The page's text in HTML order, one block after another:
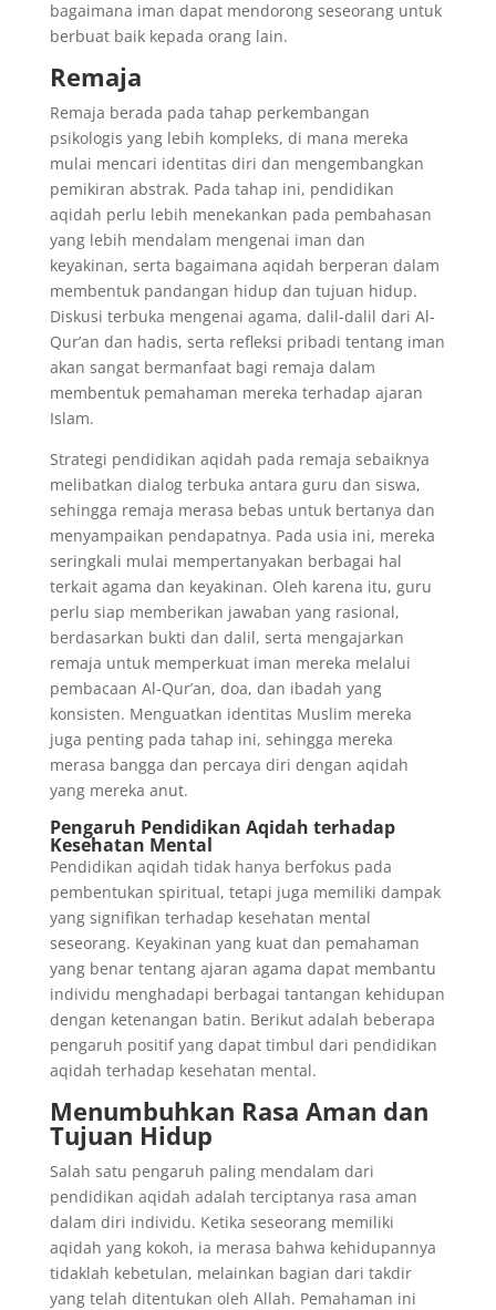
bagaimana iman dapat mendorong seseorang untuk
berbuat baik kepada orang lain.
Remaja
Remaja berada pada tahap perkembangan
psikologis yang lebih kompleks, di mana mereka
mulai mencari identitas diri dan mengembangkan
pemikiran abstrak. Pada tahap ini, pendidikan
aqidah perlu lebih menekankan pada pembahasan
yang lebih mendalam mengenai iman dan
keyakinan, serta bagaimana aqidah berperan dalam
membentuk pandangan hidup dan tujuan hidup.
Diskusi terbuka mengenai agama, dalil-dalil dari Al-
Qur’an dan hadis, serta refleksi pribadi tentang iman
akan sangat bermanfaat bagi remaja dalam
membentuk pemahaman mereka terhadap ajaran
Islam.
Strategi pendidikan aqidah pada remaja sebaiknya
melibatkan dialog terbuka antara guru dan siswa,
sehingga remaja merasa bebas untuk bertanya dan
menyampaikan pendapatnya. Pada usia ini, mereka
seringkali mulai mempertanyakan berbagai hal
terkait agama dan keyakinan. Oleh karena itu, guru
perlu siap memberikan jawaban yang rasional,
berdasarkan bukti dan dalil, serta mengajarkan
remaja untuk memperkuat iman mereka melalui
pembacaan Al-Qur’an, doa, dan ibadah yang
konsisten. Menguatkan identitas Muslim mereka
juga penting pada tahap ini, sehingga mereka
merasa bangga dan percaya diri dengan aqidah
yang mereka anut.
Pengaruh Pendidikan Aqidah terhadap
Kesehatan Mental
Pendidikan aqidah tidak hanya berfokus pada
pembentukan spiritual, tetapi juga memiliki dampak
yang signifikan terhadap kesehatan mental
seseorang. Keyakinan yang kuat dan pemahaman
yang benar tentang ajaran agama dapat membantu
individu menghadapi berbagai tantangan kehidupan
dengan ketenangan batin. Berikut adalah beberapa
pengaruh positif yang dapat timbul dari pendidikan
aqidah terhadap kesehatan mental.
Menumbuhkan Rasa Aman dan
Tujuan Hidup
Salah satu pengaruh paling mendalam dari
pendidikan aqidah adalah terciptanya rasa aman
dalam diri individu. Ketika seseorang memiliki
aqidah yang kokoh, ia merasa bahwa kehidupannya
tidaklah kebetulan, melainkan bagian dari takdir
yang telah ditentukan oleh Allah. Pemahaman ini